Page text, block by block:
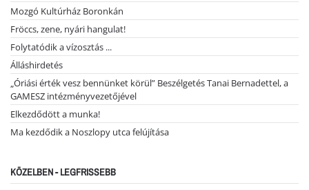
Mozgó Kultúrház Boronkán
Fröccs, zene, nyári hangulat!
Folytatódik a vízosztás ...
Álláshirdetés
„Óriási érték vesz bennünket körül” Beszélgetés Tanai Bernadettel, a
GAMESZ intézményvezetőjével
Elkezdődött a munka!
Ma kezdődik a Noszlopy utca felújítása
KÖZELBEN - LEGFRISSEBB